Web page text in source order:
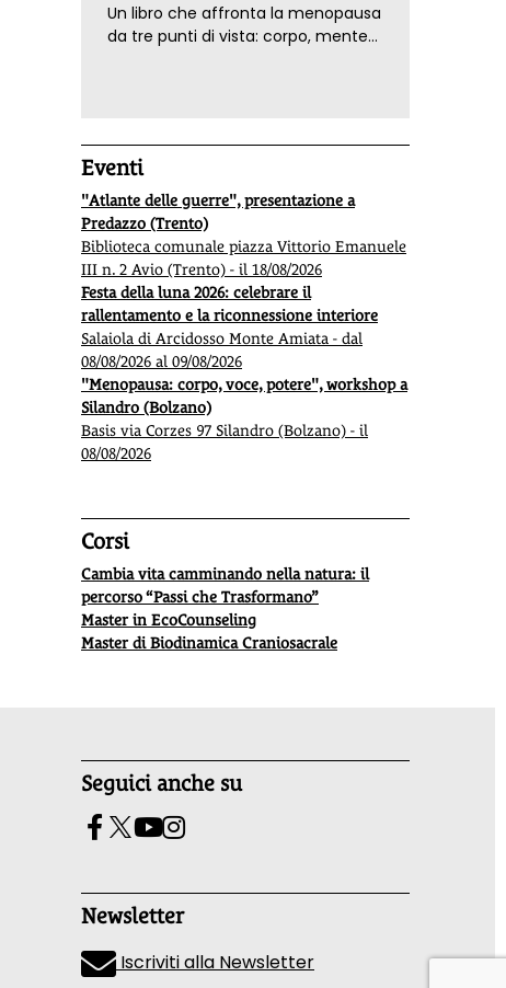
Un libro che affronta la menopausa
da tre punti di vista: corpo, mente
Eventi
"Atlante delle guerre", presentazione a
Predazzo (Trento)
Biblioteca comunale piazza Vittorio Emanuele
III n. 2 Avio (Trento) - il 18/08/2026
Festa della luna 2026: celebrare il
rallentamento e la riconnessione interiore
Salaiola di Arcidosso Monte Amiata - dal
08/08/2026 al 09/08/2026
"Menopausa: corpo, voce, potere", workshop a
Silandro (Bolzano)
Basis via Corzes 97 Silandro (Bolzano) - il
08/08/2026
Corsi
Cambia vita camminando nella natura: il
percorso “Passi che Trasformano”
Master in EcoCounseling
Master di Biodinamica Craniosacrale
Seguici anche su
Newsletter
Iscriviti alla Newsletter